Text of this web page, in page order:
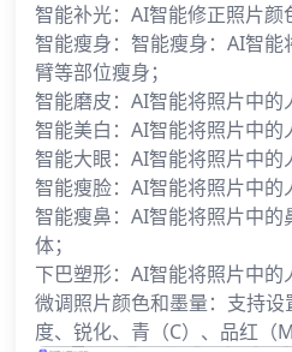
智能补光：AI智能修正照片颜
智能瘦身：智能瘦身：AI智
臂等部位瘦身；
智能磨皮：AI智能将照片中的
智能美白：AI智能将照片中的
智能大眼：AI智能将照片中的
智能瘦脸：AI智能将照片中的
智能瘦鼻：AI智能将照片中的
体；
下巴塑形：AI智能将照片中的
微调照片颜色和墨量：支持
度、锐化、青（C）、品红（